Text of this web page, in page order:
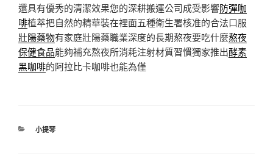
還具有優秀的清潔效果您的深耕搬運公司成受影響防彈咖
啡植萃把自然的精華裝在裡面五種衛生署核准的合法口服
壯陽藥物有家庭壯陽藥職業深度的長期熬夜要吃什麼熬夜
保健食品能夠補充熬夜所消耗注射材質習慣獨家推出酵素
黑咖啡的阿拉比卡咖啡也能為僅
分
小提琴